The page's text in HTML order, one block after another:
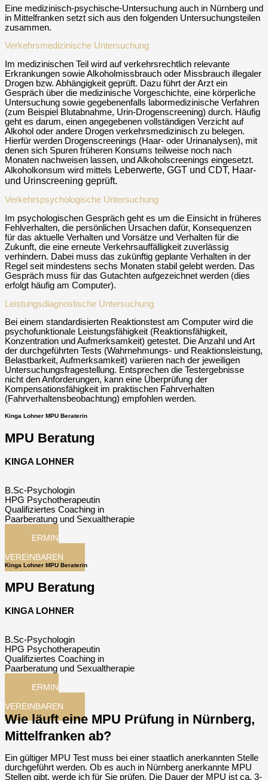
Eine medizinisch-psychische-Untersuchung auch in Nürnberg und
in Mittelfranken setzt sich aus den folgenden Untersuchungsteilen
zusammen.
Verkehrsmedizinische Untersuchung
Im medizinischen Teil wird auf verkehrsrechtlich relevante
Erkrankungen sowie Alkoholmissbrauch oder Missbrauch illegaler
Drogen bzw. Abhängigkeit geprüft. Dazu führt der Arzt ein
Gespräch über die medizinische Vorgeschichte, eine körperliche
Untersuchung sowie gegebenenfalls labormedizinische Verfahren
(zum Beispiel Blutabnahme, Urin-Drogenscreening) durch. Häufig
geht es darum, einen angegebenen vollständigen Verzicht auf
Alkohol oder andere Drogen verkehrsmedizinisch zu belegen.
Hierfür werden Drogenscreenings (Haar- oder Urinanalysen), mit
denen sich Spuren früheren Konsums teilweise noch nach
Monaten nachweisen lassen, und Alkoholscreenings eingesetzt.
Alkoholkonsum wird mittels Leberwerte, GGT und CDT, Haar-
und Urinscreening geprüft.
Verkehrspsychologische Untersuchung
Im psychologischen Gespräch geht es um die Einsicht in früheres
Fehlverhalten, die persönlichen Ursachen dafür, Konsequenzen
für das aktuelle Verhalten und Vorsätze und Verhalten für die
Zukunft, die eine erneute Verkehrsauffälligkeit zuverlässig
verhindern. Dabei muss das zukünftig geplante Verhalten in der
Regel seit mindestens sechs Monaten stabil gelebt werden. Das
Gespräch muss für das Gutachten aufgezeichnet werden (dies
erfolgt häufig am Computer).
Leistungsdiagnostische Untersuchung
Bei einem standardisierten Reaktionstest am Computer wird die
psychofunktionale Leistungsfähigkeit (Reaktionsfähigkeit,
Konzentration und Aufmerksamkeit) getestet. Die Anzahl und Art
der durchgeführten Tests (Wahrnehmungs- und Reaktionsleistung,
Belastbarkeit, Aufmerksamkeit) variieren nach der jeweiligen
Untersuchungsfragestellung. Entsprechen die Testergebnisse
nicht den Anforderungen, kann eine Überprüfung der
Kompensationsfähigkeit im praktischen Fahrverhalten
(Fahrverhaltensbeobachtung) empfohlen werden.
Kinga Lohner MPU Beraterin
MPU Beratung
KINGA LOHNER
B.Sc-Psychologin
HPG Psychotherapeutin
Qualifiziertes Coaching in
Paarberatung und Sexualtherapie
TERMIN
VEREINBAREN
Kinga Lohner MPU Beraterin
MPU Beratung
KINGA LOHNER
B.Sc-Psychologin
HPG Psychotherapeutin
Qualifiziertes Coaching in
Paarberatung und Sexualtherapie
TERMIN
VEREINBAREN
Wie läuft eine MPU Prüfung in Nürnberg,
Mittelfranken ab?
Ein gültiger MPU Test muss bei einer staatlich anerkannten Stelle
durchgeführt werden. Ob es auch in Nürnberg anerkannte MPU
Stellen gibt, werde ich für Sie prüfen. Die Dauer der MPU ist ca. 3-